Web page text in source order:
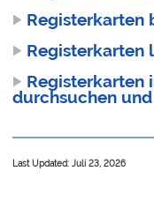
Registerkarten
Registerkarten
Registerkarten
durchsuchen
Last Updated: Juli 23, 2026